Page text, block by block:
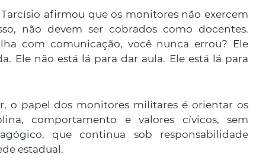
afirmou que os monitores não exercem
não devem ser cobrados como docentes.
com comunicação, você nunca errou? Ele
Ele não está lá para dar aula. Ele está lá para
o papel dos monitores militares é orientar os
comportamento e valores cívicos, sem
que continua sob responsabilidade
estadual.